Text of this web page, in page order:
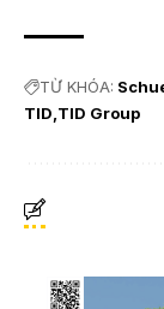
TỪ KHÓA:
TID TID Group